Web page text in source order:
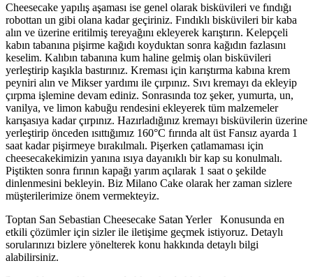
Cheesecake yapılış aşaması ise genel olarak bisküvileri ve fındığı
robottan un gibi olana kadar geçiriniz. Fındıklı bisküvileri bir kaba
alın ve üzerine eritilmiş tereyağını ekleyerek karıştırın. Kelepçeli
kabın tabanına pişirme kağıdı koyduktan sonra kağıdın fazlasını
keselim. Kalıbın tabanına kum haline gelmiş olan bisküvileri
yerleştirip kaşıkla bastırınız. Kreması için karıştırma kabına krem
peyniri alın ve Mikser yardımı ile çırpınız. Sıvı kremayı da ekleyip
çırpma işlemine devam ediniz. Sonrasında toz şeker, yumurta, un,
vanilya, ve limon kabuğu rendesini ekleyerek tüm malzemeler
karışasıya kadar çırpınız. Hazırladığınız kremayı bisküvilerin üzerine
yerleştirip önceden ısıttığımız 160°C fırında alt üst Fansız ayarda 1
saat kadar pişirmeye bırakılmalı. Pişerken çatlamaması için
cheesecakekimizin yanına ısıya dayanıklı bir kap su konulmalı.
Piştikten sonra fırının kapağı yarım açılarak 1 saat o şekilde
dinlenmesini bekleyin. Biz Milano Cake olarak her zaman sizlere
müşterilerimize önem vermekteyiz.
Toptan San Sebastian Cheesecake Satan Yerler Konusunda en
etkili çözümler için sizler ile iletişime geçmek istiyoruz. Detaylı
sorularınızı bizlere yönelterek konu hakkında detaylı bilgi
alabilirsiniz.